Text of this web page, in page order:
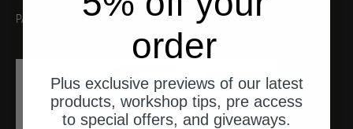
PASSENDES WERKZEUG
ships from Germany
order
Plus exclusive previews of our latest
products, workshop tips, pre access
to special offers, and giveaways.